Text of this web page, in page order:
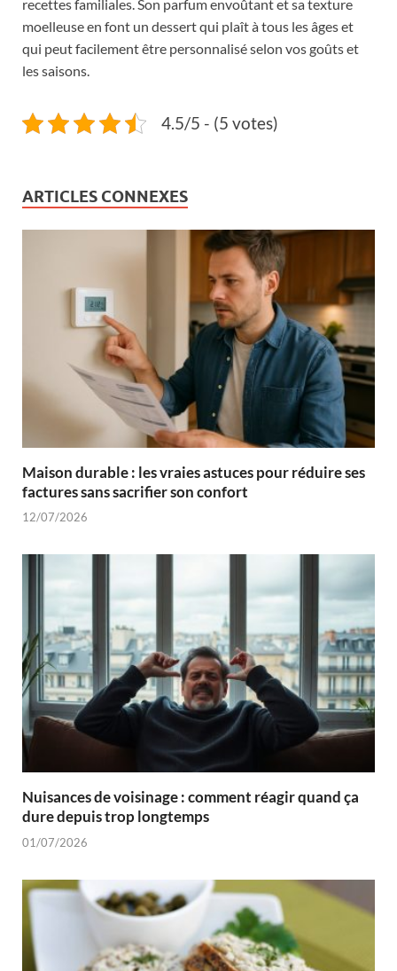
recettes familiales. Son parfum envoûtant et sa texture
moelleuse en font un dessert qui plaît à tous les âges et
qui peut facilement être personnalisé selon vos goûts et
les saisons.
4.5/5 - (5 votes)
ARTICLES CONNEXES
Maison durable : les vraies astuces pour réduire ses
factures sans sacrifier son confort
12/07/2026
Nuisances de voisinage : comment réagir quand ça
dure depuis trop longtemps
01/07/2026